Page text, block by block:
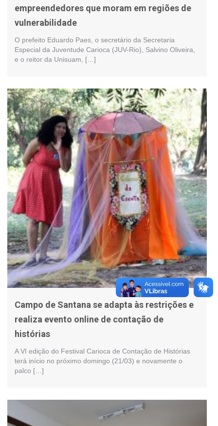
empreendedores que moram em regiões de
vulnerabilidade
O prefeito Eduardo Paes, o secretário da Secretaria
Especial da Juventude Carioca (JUV-Rio), Salvino Oliveira,
e o reitor da Unisuam, […]
Campo de Santana se adapta às restrições e
realiza evento online de contação de
histórias
A VI edição do Festival Carioca de Contação de Histórias
terá início no próximo domingo (21/03) e novamente o
palco […]